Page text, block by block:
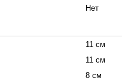
Нет
11 см
11 см
8 см